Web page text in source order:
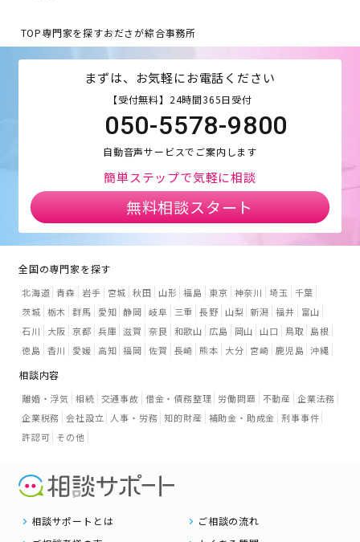
TOP専門家を探すおださが綜合事務所
まずは、お気軽にお電話ください
【受付無料】24時間365日受付
050-5578-9800
自動音声サービスでご案内します
簡単ステップで気軽に相談
無料相談スタート
全国の専門家を探す
北海道 青森 岩手 宮城 秋田 山形 福島 東京 神奈川 埼玉
千葉
茨城 栃木 群馬 愛知 静岡 岐阜 三重 長野 山梨 新潟 福井
富山
石川
大阪 京都 兵庫 滋賀 奈良 和歌山 広島 岡山 山口 鳥取
島根
徳島 香川 愛媛 高知 福岡 佐賀 長崎 熊本 大分 宮崎 鹿児島 沖縄
相談内容
離婚・浮気 相続 交通事故 借金・債務整理 労働問題 不動産 企業法務
企業税務 会社設立 人事・労務 知的財産 補助金・助成金 刑事事件
許認可 その他
相談サポートとは
ご相談の流れ